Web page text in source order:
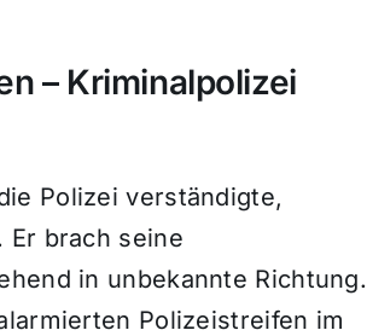
– Kriminalpolizei
Polizei verständigte,
Er brach seine
in unbekannte Richtung.
Polizeistreifen im